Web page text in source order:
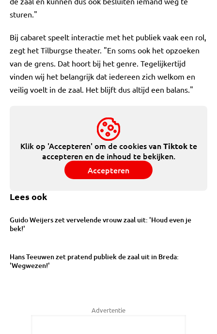
sturen."
Bij cabaret speelt interactie met het publiek vaak een rol,
zegt het Tilburgse theater. "En soms ook het opzoeken
van de grens. Dat hoort bij het genre. Tegelijkertijd
vinden wij het belangrijk dat iedereen zich welkom en
veilig voelt in de zaal. Het blijft dus altijd een balans."
Klik op 'Accepteren' om de cookies vanTiktokte
accepteren en de inhoud te bekijken.
Accepteren
Lees ook
Guido Weijers zet vervelende vrouw zaal uit: 'Houd even je
bek!'
Hans Teeuwen zet pratend publiek de zaal uit in Breda:
'Wegwezen!'
Advertentie